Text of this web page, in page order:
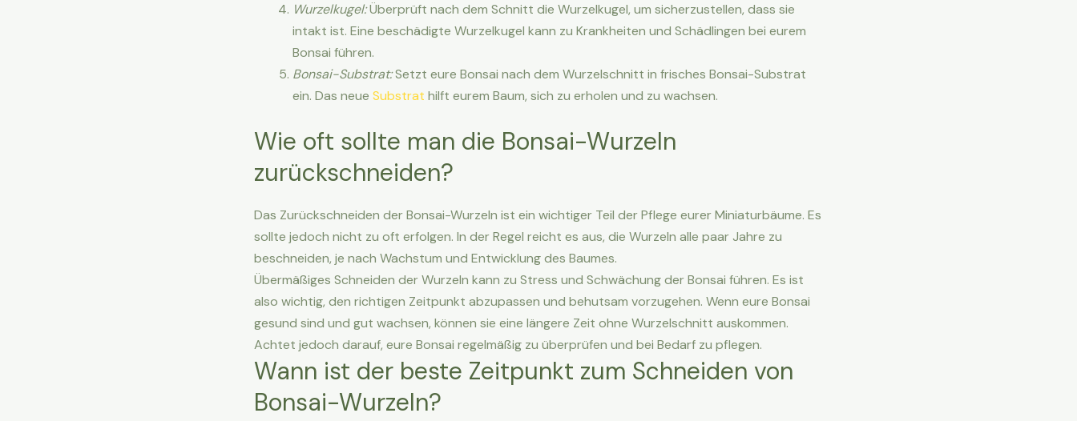
Wurzelkugel:Überprüft nach dem Schnitt die Wurzelkugel, um sicherzustellen, dass sie
intakt ist. Eine beschädigte Wurzelkugel kann zu Krankheiten und Schädlingen bei eurem
Bonsai führen.
Bonsai-Substrat:Setzt eure Bonsai nach dem Wurzelschnitt in frisches Bonsai-Substrat
ein. Das neue Substrat hilft eurem Baum, sich zu erholen und zu wachsen.
Wie oft sollte man die Bonsai-Wurzeln
zurückschneiden?
Das Zurückschneiden der Bonsai-Wurzeln ist ein wichtiger Teil der Pflege eurer Miniaturbäume. Es
sollte jedoch nicht zu oft erfolgen. In der Regel reicht es aus, die Wurzeln alle paar Jahre zu
beschneiden, je nach Wachstum und Entwicklung des Baumes.
Übermäßiges Schneiden der Wurzeln kann zu Stress und Schwächung der Bonsai führen. Es ist
also wichtig, den richtigen Zeitpunkt abzupassen und behutsam vorzugehen. Wenn eure Bonsai
gesund sind und gut wachsen, können sie eine längere Zeit ohne Wurzelschnitt auskommen.
Achtet jedoch darauf, eure Bonsai regelmäßig zu überprüfen und bei Bedarf zu pflegen.
Wann ist der beste Zeitpunkt zum Schneiden von
Bonsai-Wurzeln?